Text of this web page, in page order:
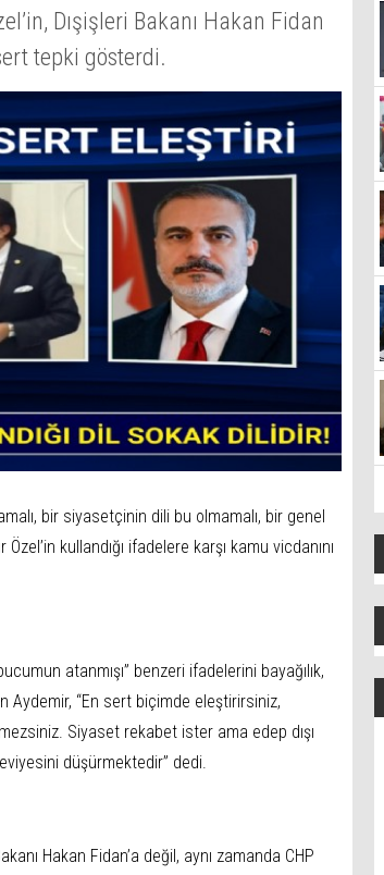
Dışişleri Bakanı Hakan Fidan
tepki gösterdi.
bir siyasetçinin dili bu olmamalı, bir genel
kullandığı ifadelere karşı kamu vicdanını
atanmışı” benzeri ifadelerini bayağılık,
Aydemir, “En sert biçimde eleştirirsiniz,
Siyaset rekabet ister ama edep dışı
düşürmektedir” dedi.
Hakan Fidan’a değil, aynı zamanda CHP